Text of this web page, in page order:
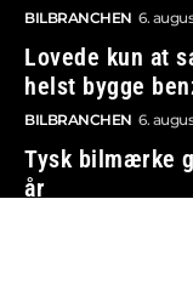
BILBRANCHEN 6.
Lovede kun at
helst bygge
BILBRANCHEN 6.
Tysk bilmærke
år